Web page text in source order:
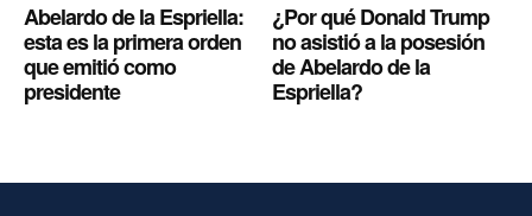
Abelardo de la Espriella:
esta es la primera orden
que emitió como
presidente
¿Por qué Donald Trump
no asistió a la posesión
de Abelardo de la
Espriella?